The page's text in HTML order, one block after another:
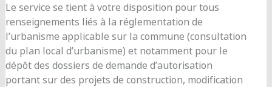
Le service se tient à votre disposition pour tous
renseignements liés à la réglementation de
l’urbanisme applicable sur la commune (consultation
du plan local d’urbanisme) et notamment pour le
dépôt des dossiers de demande d’autorisation
portant sur des projets de construction, modification